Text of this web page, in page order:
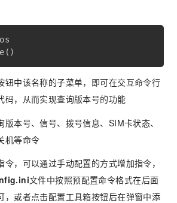
( )
钮中该名称的子菜单，即可在交互命令行
码，从而实现查询版本号的功能
版本号、信号、拨号信息、SIM卡状态、
机等命令
，可以通过手动配置的方式增加指令，
文件中按照预配置命令格式在后面
，或者点击配置工具箱按钮后在弹窗中添